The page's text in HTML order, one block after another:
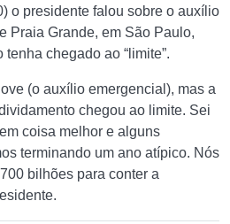
o presidente falou sobre o auxílio
Praia Grande, em São Paulo,
chegado ao “limite”.
(o auxílio emergencial), mas a
chegou ao limite. Sei
coisa melhor e alguns
terminando um ano atípico. Nós
bilhões para conter a